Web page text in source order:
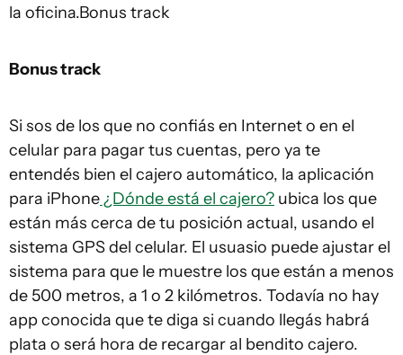
la oficina.Bonus track
Bonus track
Si sos de los que no confiás en Internet o en el
celular para pagar tus cuentas, pero ya te
entendés bien el cajero automático, la aplicación
para iPhone¿Dónde está el cajero? ubica los que
están más cerca de tu posición actual, usando el
sistema GPS del celular. El usuasio puede ajustar el
sistema para que le muestre los que están a menos
de 500 metros, a 1 o 2 kilómetros. Todavía no hay
app conocida que te diga si cuando llegás habrá
plata o será hora de recargar al bendito cajero.